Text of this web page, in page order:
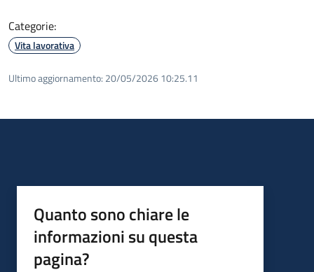
Categorie:
Vita lavorativa
Ultimo aggiornamento: 20/05/2026 10:25.11
Quanto sono chiare le
informazioni su questa
pagina?